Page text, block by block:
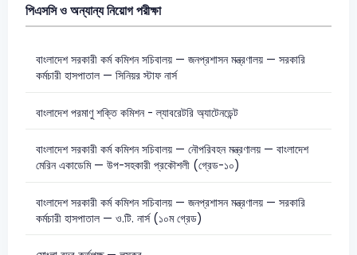
পিএসসি ও অন্যান্য নিয়োগ পরীক্ষা
বাংলাদেশ সরকারী কর্ম কমিশন সচিবালয় — জনপ্রশাসন মন্ত্রণালয় — সরকারি
কর্মচারী হাসপাতাল — সিনিয়র স্টাফ নার্স
বাংলাদেশ পরমাণু শক্তি কমিশন - ল্যাবরেটরি অ্যাটেনডেন্ট
বাংলাদেশ সরকারী কর্ম কমিশন সচিবালয় — নৌপরিবহন মন্ত্রণালয় — বাংলাদেশ
মেরিন একাডেমি — উপ-সহকারী প্রকৌশলী (গ্রেড-১০)
বাংলাদেশ সরকারী কর্ম কমিশন সচিবালয় — জনপ্রশাসন মন্ত্রণালয় — সরকারি
কর্মচারী হাসপাতাল — ও.টি. নার্স (১০ম গ্রেড)